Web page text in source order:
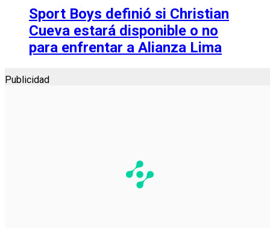
Sport Boys definió si Christian
Cueva estará disponible o no
para enfrentar a Alianza Lima
Publicidad